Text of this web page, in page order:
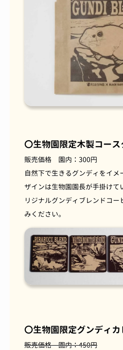
〇生物園限定木製コー
販売価格 園内：300円
自然下で生きるグンディをイ
ザインは生物園園長が手掛けて
リジナルグンディブレンドコー
みください。
〇生物園限定グンディ
販売価格 園内：450円